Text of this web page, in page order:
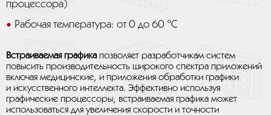
процессора)
Рабочая температура: от 0 до 60 °C
Встраиваемая графикапозволяет разработчикам систем
повысить производительность широкого спектра приложений
включая медицинские, и приложения обработки графики
и искусственного интеллекта. Эффективно используя
графические процессоры, встраиваемая графика может
использоваться для увеличения скорости и точности